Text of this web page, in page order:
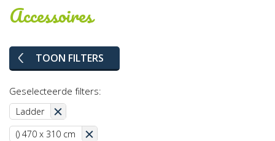
Accessoires
TOON FILTERS
Geselecteerde filters:
Ladder
() 470 x 310 cm